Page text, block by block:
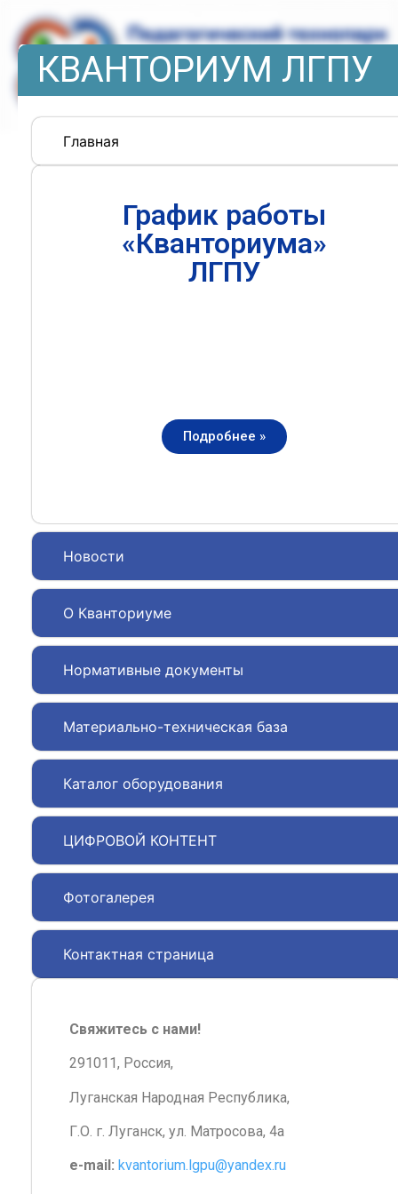
КВАНТОРИУМ ЛГПУ
Главная
Новости
О Кванториуме
Нормативные документы
Материально-техническая база
Каталог оборудования
ЦИФРОВОЙ КОНТЕНТ
Фотогалерея
Контактная страница
График работы
«Кванториума»
ЛГПУ
Подробнее »
Свяжитесь с нами!
291011, Россия,
Луганская Народная Республика,
Г.О. г. Луганск, ул. Матросова, 4а
e-mail: kvantorium.lgpu@yandex.ru